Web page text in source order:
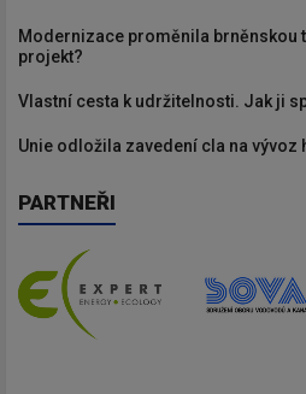
Modernizace proměnila brněnskou
projekt?
Vlastní cesta k udržitelnosti. Jak ji
Unie odložila zavedení cla na vývoz
PARTNEŘI